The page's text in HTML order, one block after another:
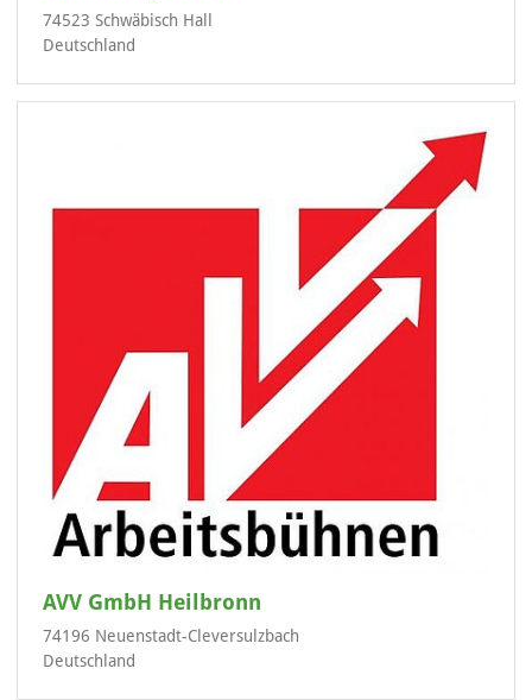
74523 Schwäbisch Hall
Deutschland
AVV GmbH Heilbronn
74196 Neuenstadt-Cleversulzbach
Deutschland